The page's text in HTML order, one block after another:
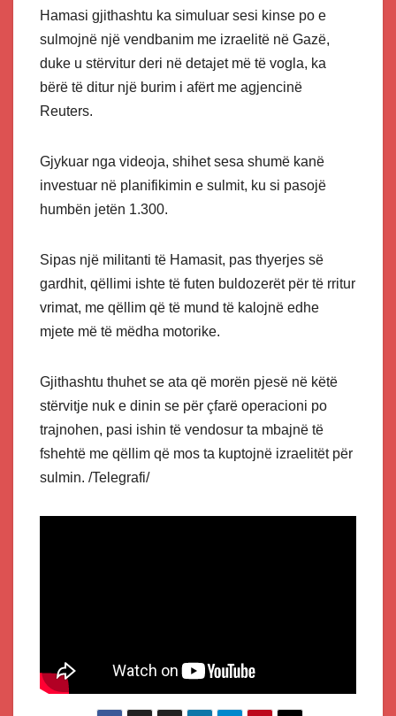
Hamasi gjithashtu ka simuluar sesi kinse po e
sulmojnë një vendbanim me izraelitë në Gazë,
duke u stërvitur deri në detajet më të vogla, ka
bërë të ditur një burim i afërt me agjencinë
Reuters.
Gjykuar nga videoja, shihet sesa shumë kanë
investuar në planifikimin e sulmit, ku si pasojë
humbën jetën 1.300.
Sipas një militanti të Hamasit, pas thyerjes së
gardhit, qëllimi ishte të futen buldozerët për të rritur
vrimat, me qëllim që të mund të kalojnë edhe
mjete më të mëdha motorike.
Gjithashtu thuhet se ata që morën pjesë në këtë
stërvitje nuk e dinin se për çfarë operacioni po
trajnohen, pasi ishin të vendosur ta mbajnë të
fshehtë me qëllim që mos ta kuptojnë izraelitët për
sulmin. /Telegrafi/